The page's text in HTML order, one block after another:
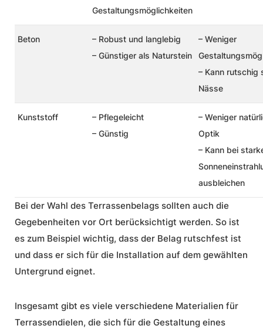
Gestaltungsmöglichkeiten
Beton
– Robust und langlebig
– Günstiger als Naturstein
– Weniger
– Kann rutschig
Nässe
Kunststoff
– Pflegeleicht
– Günstig
– Weniger
Optik
– Kann bei
ausbleichen
Bei der Wahl des Terrassenbelags sollten auch die
Gegebenheiten vor Ort berücksichtigt werden. So ist
es zum Beispiel wichtig, dass der Belag rutschfest ist
und dass er sich für die Installation auf dem gewählten
Untergrund eignet.
Insgesamt gibt es viele verschiedene Materialien für
Terrassendielen, die sich für die Gestaltung eines